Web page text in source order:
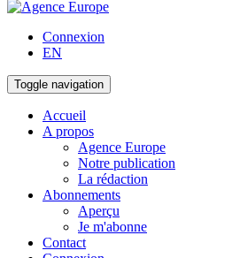
Connexion
EN
Toggle navigation
Accueil
A propos
Agence Europe
Notre publication
La rédaction
Abonnements
Aperçu
Je m'abonne
Contact